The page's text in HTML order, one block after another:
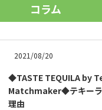
コラム
2021/08/20
◆TASTE TEQUILA by
Matchmaker◆テキーラ
理由